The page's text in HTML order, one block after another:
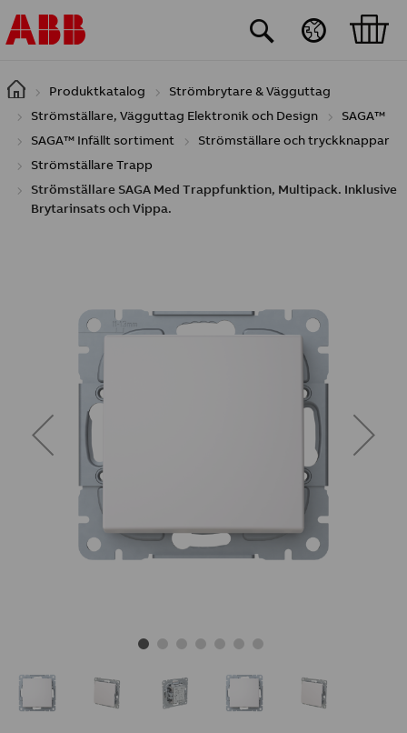
Hoppa till huvudinnehåll
Produktkatalog
Strömbrytare & Vägguttag
Strömställare, Vägguttag Elektronik och Design
SAGA™
SAGA™ Infällt sortiment
Strömställare och tryckknappar
Strömställare Trapp
Strömställare SAGA Med Trappfunktion, Multipack. Inklusive
Brytarinsats och Vippa.